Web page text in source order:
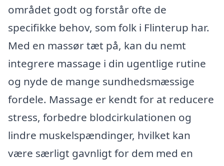
området godt og forstår ofte de
specifikke behov, som folk i Flinterup har.
Med en massør tæt på, kan du nemt
integrere massage i din ugentlige rutine
og nyde de mange sundhedsmæssige
fordele. Massage er kendt for at reducere
stress, forbedre blodcirkulationen og
lindre muskelspændinger, hvilket kan
være særligt gavnligt for dem med en